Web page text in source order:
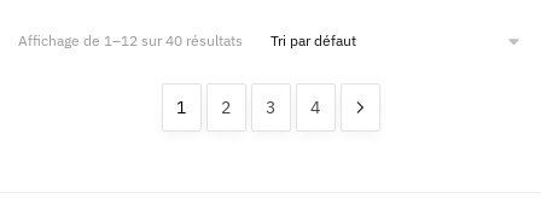
Affichage de 1–12 sur 40 résultats
1 2 3 4